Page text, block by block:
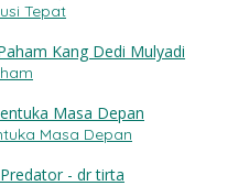
Tepat
Masa Depan